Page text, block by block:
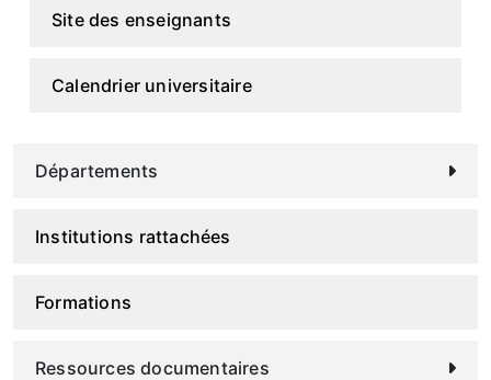
Site des enseignants
Calendrier universitaire
Départements
Institutions rattachées
Formations
Ressources documentaires